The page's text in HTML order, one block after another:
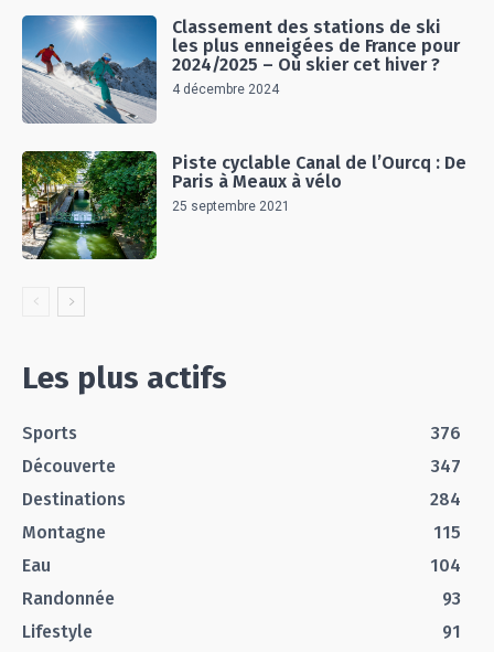
Classement des stations de ski
les plus enneigées de France pour
2024/2025 – Où skier cet hiver ?
4 décembre 2024
Piste cyclable Canal de l’Ourcq : De
Paris à Meaux à vélo
25 septembre 2021
Les plus actifs
Sports
376
Découverte
347
Destinations
284
Montagne
115
Eau
104
Randonnée
93
Lifestyle
91